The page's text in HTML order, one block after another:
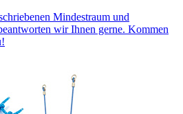
Mindestraum und
wir Ihnen gerne. Kommen